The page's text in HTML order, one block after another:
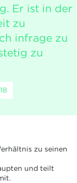
Er ist in der
zu
infrage zu
zu
zu seinen
und teilt